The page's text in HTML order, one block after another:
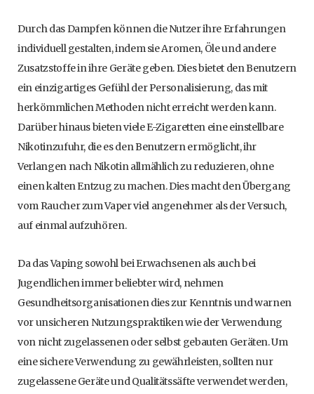
Durch das Dampfen können die Nutzer ihre Erfahrungen
individuell gestalten, indem sie Aromen, Öle und andere
Zusatzstoffe in ihre Geräte geben. Dies bietet den Benutzern
ein einzigartiges Gefühl der Personalisierung, das mit
herkömmlichen Methoden nicht erreicht werden kann.
Darüber hinaus bieten viele E-Zigaretten eine einstellbare
Nikotinzufuhr, die es den Benutzern ermöglicht, ihr
Verlangen nach Nikotin allmählich zu reduzieren, ohne
einen kalten Entzug zu machen. Dies macht den Übergang
vom Raucher zum Vaper viel angenehmer als der Versuch,
auf einmal aufzuhören.
Da das Vaping sowohl bei Erwachsenen als auch bei
Jugendlichen immer beliebter wird, nehmen
Gesundheitsorganisationen dies zur Kenntnis und warnen
vor unsicheren Nutzungspraktiken wie der Verwendung
von nicht zugelassenen oder selbst gebauten Geräten. Um
eine sichere Verwendung zu gewährleisten, sollten nur
zugelassene Geräte und Qualitätssäfte verwendet werden,